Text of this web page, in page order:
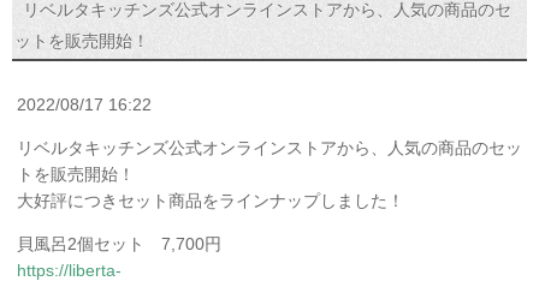
リベルタキッチンズ公式オンラインストアから、人気の商品のセ
ットを販売開始！
2022/08/17 16:22
リベルタキッチンズ公式オンラインストアから、人気の商品のセッ
トを販売開始！
大好評につきセット商品をラインナップしました！
貝風呂2個セット 7,700円
https://liberta-